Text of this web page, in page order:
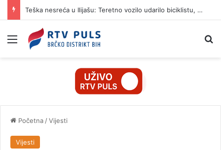
Teška nesreća u Ilijašu: Teretno vozilo udarilo biciklistu, 75-godišnjak zadržan u bolnici
Izbornik
Početna /Vijesti
Vijesti